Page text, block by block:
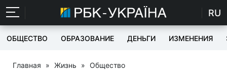
RU
ОБЩЕСТВО ОБРАЗОВАНИЕ ДЕНЬГИ ИЗМЕНЕНИЯ
Главная » Жизнь » Общество